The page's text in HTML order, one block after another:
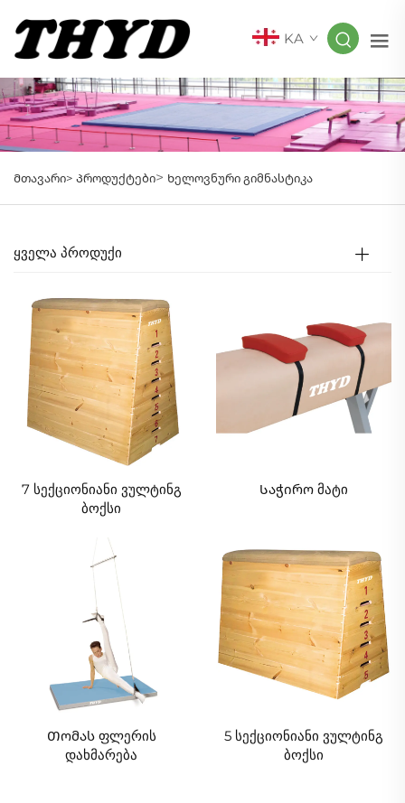
KA
Მთავარი> Პროდუქტები> Ხელოვნური გიმნასტიკა
ᲧᲕᲔᲚᲐ ᲞᲠᲝᲓᲣᲥᲘ
7 სექციონიანი ვულტინგ
ბოქსი
Საჭირო მატი
Თომას ფლერის
დახმარება
5 სექციონიანი ვულტინგ
ბოქსი